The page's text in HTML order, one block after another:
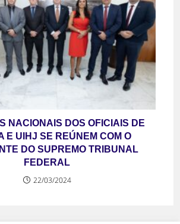
NACIONAIS DOS OFICIAIS DE
E UIHJ SE REÚNEM COM O
DO SUPREMO TRIBUNAL
FEDERAL
22/03/2024